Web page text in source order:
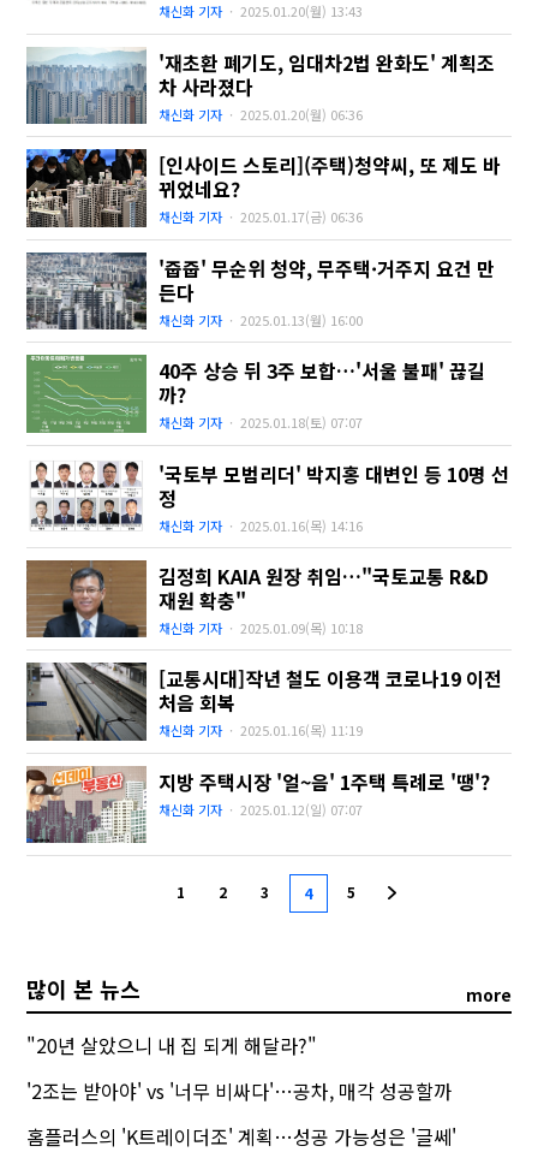
채신화 기자 · 2025.01.20(월) 13:43
'재초환 폐기도, 임대차2법 완화도' 계획조
차 사라졌다
채신화 기자 · 2025.01.20(월) 06:36
[인사이드 스토리](주택)청약씨, 또 제도 바
뀌었네요?
채신화 기자 · 2025.01.17(금) 06:36
'줍줍' 무순위 청약, 무주택·거주지 요건 만
든다
채신화 기자 · 2025.01.13(월) 16:00
40주 상승 뒤 3주 보합…'서울 불패' 끊길
까?
채신화 기자 · 2025.01.18(토) 07:07
'국토부 모범리더' 박지홍 대변인 등 10명 선
정
채신화 기자 · 2025.01.16(목) 14:16
김정희 KAIA 원장 취임…"국토교통 R&D
재원 확충"
채신화 기자 · 2025.01.09(목) 10:18
[교통시대]작년 철도 이용객 코로나19 이전
처음 회복
채신화 기자 · 2025.01.16(목) 11:19
지방 주택시장 '얼~음' 1주택 특례로 '땡'?
채신화 기자 · 2025.01.12(일) 07:07
1 2 3 4 5
많이 본 뉴스 more
"20년 살았으니 내 집 되게 해달라?"
'2조는 받아야' vs '너무 비싸다'…공차, 매각 성공할까
홈플러스의 'K트레이더조' 계획…성공 가능성은 '글쎄'